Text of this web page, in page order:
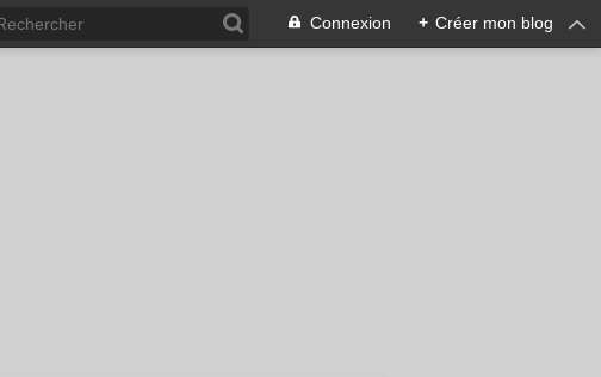
Connexion + Créer mon blog